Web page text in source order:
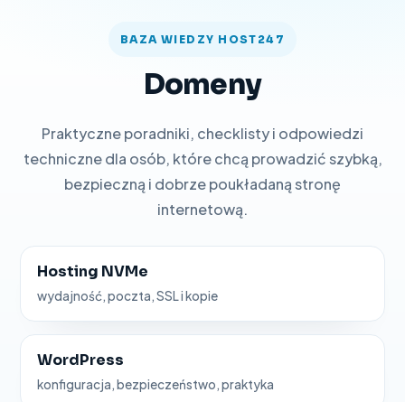
BAZA WIEDZY HOST247
Domeny
Praktyczne poradniki, checklisty i odpowiedzi
techniczne dla osób, które chcą prowadzić szybką,
bezpieczną i dobrze poukładaną stronę
internetową.
Hosting NVMe
wydajność, poczta, SSL i kopie
WordPress
konfiguracja, bezpieczeństwo, praktyka